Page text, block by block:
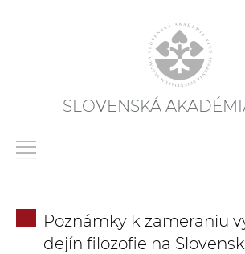
SLOVENSKÁ
Poznámky k zameraniu
dejín filozofie na